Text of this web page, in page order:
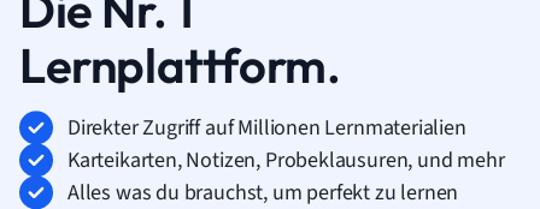
Lernplattform.
Direkter Zugriff auf Millionen Lernmaterialien
Karteikarten, Notizen, Probeklausuren, und mehr
Alles was du brauchst, um perfekt zu lernen